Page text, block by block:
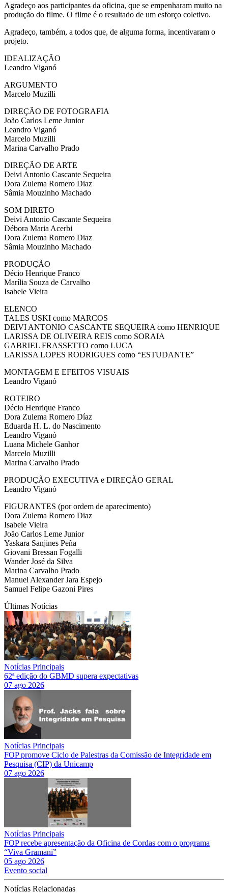
Agradeço aos participantes da oficina, que se empenharam muito na
produção do filme. O filme é o resultado de um esforço coletivo.
Agradeço, também, a todos que, de alguma forma, incentivaram o
projeto.
IDEALIZAÇÃO
Leandro Viganó
ARGUMENTO
Marcelo Muzilli
DIREÇÃO DE FOTOGRAFIA
João Carlos Leme Junior
Leandro Viganó
Marcelo Muzilli
Marina Carvalho Prado
DIREÇÃO DE ARTE
Deivi Antonio Cascante Sequeira
Dora Zulema Romero Diaz
Sâmia Mouzinho Machado
SOM DIRETO
Deivi Antonio Cascante Sequeira
Débora Maria Acerbi
Dora Zulema Romero Diaz
Sâmia Mouzinho Machado
PRODUÇÃO
Décio Henrique Franco
Marília Souza de Carvalho
Isabele Vieira
ELENCO
TALES USKI como MARCOS
DEIVI ANTONIO CASCANTE SEQUEIRA como HENRIQUE
LARISSA DE OLIVEIRA REIS como SORAIA
GABRIEL FRASSETTO como LUCA
LARISSA LOPES RODRIGUES como “ESTUDANTE”
MONTAGEM E EFEITOS VISUAIS
Leandro Viganó
ROTEIRO
Décio Henrique Franco
Dora Zulema Romero Díaz
Eduarda H. L. do Nascimento
Leandro Viganó
Luana Michele Ganhor
Marcelo Muzilli
Marina Carvalho Prado
PRODUÇÃO EXECUTIVA e DIREÇÃO GERAL
Leandro Viganó
FIGURANTES (por ordem de aparecimento)
Dora Zulema Romero Diaz
Isabele Vieira
João Carlos Leme Junior
Yaskara Sanjines Peña
Giovani Bressan Fogalli
Wander José da Silva
Marina Carvalho Prado
Manuel Alexander Jara Espejo
Samuel Felipe Gazoni Pires
Últimas Notícias
Notícias Principais
62ª edição do GBMD supera expectativas
07 ago 2026
Notícias Principais
FOP promove Ciclo de Palestras da Comissão de Integridade em
Pesquisa (CIP) da Unicamp
07 ago 2026
Notícias Principais
FOP recebe apresentação da Oficina de Cordas com o programa
“Viva Gramani”
05 ago 2026
Evento social
Notícias Relacionadas